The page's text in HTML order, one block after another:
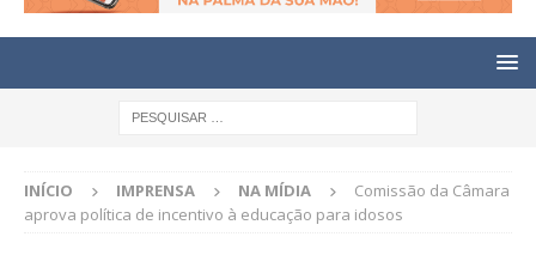
INÍCIO IMPRENSA NA MÍDIA
Comissão da Câmara
aprova política de incentivo à educação para idosos